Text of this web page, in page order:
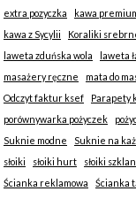
extra pozyczka
kawa
kawa z Sycylii
Koraliki
laweta zduńska wola
laweta
masażery ręczne
mata do
Odczyt faktur ksef
Parapety
porównywarka pożyczek
Suknie modne
Suknie na
słoiki
słoiki hurt słoiki
Ścianka reklamowa
Ścianka